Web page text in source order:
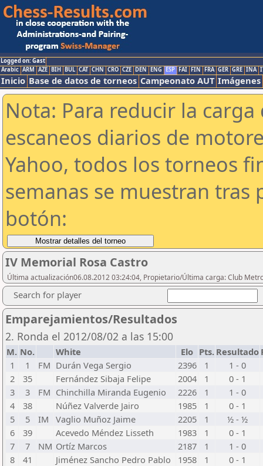
Logged on: Gast
Arabic ARM AZE BIH BUL CAT CHN CRO CZE DEN ENG ESP FAI FIN FRA GER GRE INA
Inicio Base de datos de torneos Campeonato AUT Imágenes
Nota: Para reducir la
escaneos diarios de
Yahoo, todos los torneos
semanas se muestran tras
botón:
IV Memorial Rosa Castro
Última actualización06.08.2012 03:24:04, Propietario/Última carga: Club
Search for player
Emparejamientos/Resultados
2. Ronda el 2012/08/02 a las 15:00
M. No. White Elo Pts. Resultado
1
1 FM Durán Vega Sergio 2396 1
1 - 0
2
35 Fernández Sibaja Felipe 2004 1
0 - 1
3
3 FM Chinchilla Miranda Eugenio 2226 1
1 - 0
4
38 Núñez Valverde Jairo 1985 1
0 - 1
5
5 IM Vaglio Muñoz Jaime 2205 1
½ - ½
6
39 Acevedo Méndez Lisseth 1983 1
0 - 1
7
7 NM Ortíz Marcos 2187 1
1 - 0
8
41 Jiménez Sancho Pedro Pablo 1958 1
0 - 1